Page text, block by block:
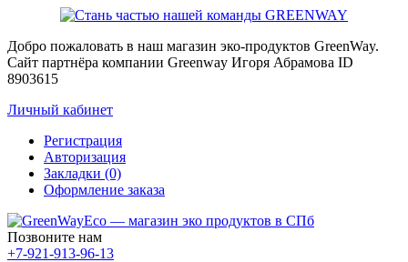
Добро пожаловать в наш магазин эко-продуктов GreenWay.
Сайт партнёра компании Greenway Игоря Абрамова ID
8903615
Личный кабинет
Регистрация
Авторизация
Закладки (0)
Оформление заказа
Позвоните нам
+7-921-913-96-13